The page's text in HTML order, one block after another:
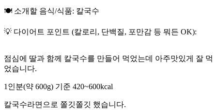
🍽️ 소개할 음식/식품: 칼국수
💡 다이어트 포인트 (칼로리, 단백질, 포만감 등 뭐든 OK):
점심에 딸과 함께 칼국수를 만들어 먹었는데 아주맛있게 잘 먹
었습니다.
1인분(약 600g) 기준 420~600kcal
칼국수라면으로 쫄깃쫄깃 했습니다.